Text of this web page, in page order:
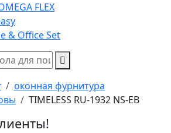
FLEX
& Office Set
оконная фурнитура
TIMELESS RU-1932 NS-EB